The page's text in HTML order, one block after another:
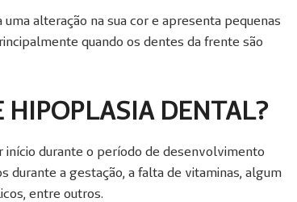
alteração na sua cor e apresenta pequenas
quando os dentes da frente são
HIPOPLASIA DENTAL?
início durante o período de desenvolvimento
durante a gestação, a falta de vitaminas, algum
entre outros.